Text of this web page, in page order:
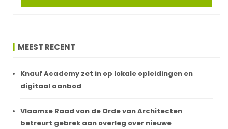
MEEST RECENT
Knauf Academy zet in op lokale opleidingen en
digitaal aanbod
Vlaamse Raad van de Orde van Architecten
betreurt gebrek aan overleg over nieuwe